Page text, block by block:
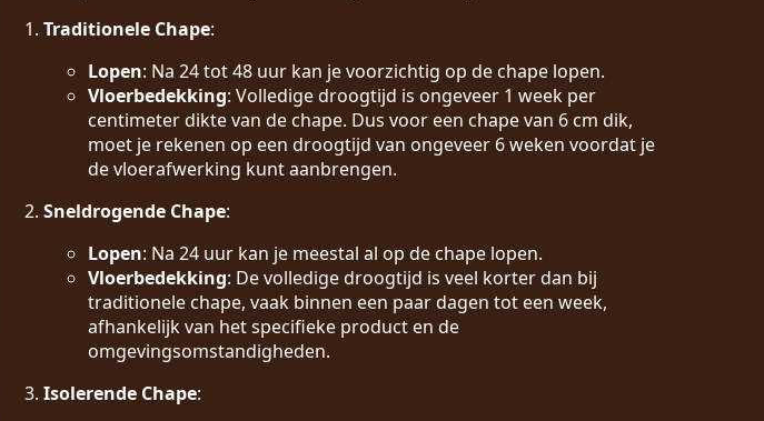
Traditionele Chape:
Lopen: Na 24 tot 48 uur kan je voorzichtig op de chape lopen.
Vloerbedekking: Volledige droogtijd is ongeveer 1 week per
centimeter dikte van de chape. Dus voor een chape van 6 cm dik,
moet je rekenen op een droogtijd van ongeveer 6 weken voordat je
de vloerafwerking kunt aanbrengen.
Sneldrogende Chape:
Lopen: Na 24 uur kan je meestal al op de chape lopen.
Vloerbedekking: De volledige droogtijd is veel korter dan bij
traditionele chape, vaak binnen een paar dagen tot een week,
afhankelijk van het specifieke product en de
omgevingsomstandigheden.
Isolerende Chape: